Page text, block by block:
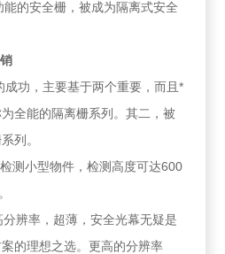
的安全栅，被成为隔离式安全
成功，主要基于两个重要，而且*
全能的隔离栅系列。其二，被
列。
测小型物件，检测高度可达600
辨率，超薄，安全光幕无疑是
的理想之选。更高的分辨率